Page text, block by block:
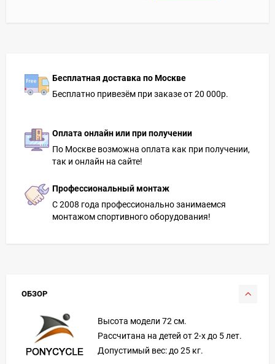
Бесплатная доставка по Москве
Бесплатно привезём при заказе от 20 000р.
Оплата онлайн или при получении
По Москве возможна оплата как при получении,
так и онлайн на сайте!
Профессиональный монтаж
С 2008 года профессионально занимаемся
монтажом спортивного оборудования!
ОБЗОР
Высота модели 72 см.
Рассчитана на детей от 2-х до 5 лет.
Допустимый вес: до 25 кг.